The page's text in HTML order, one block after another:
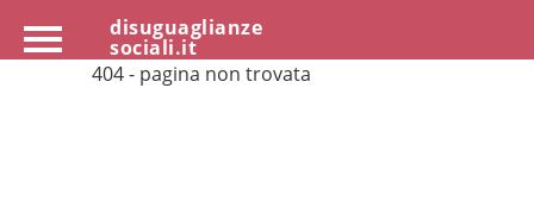
disuguaglianze
sociali.it
404 - pagina non trovata